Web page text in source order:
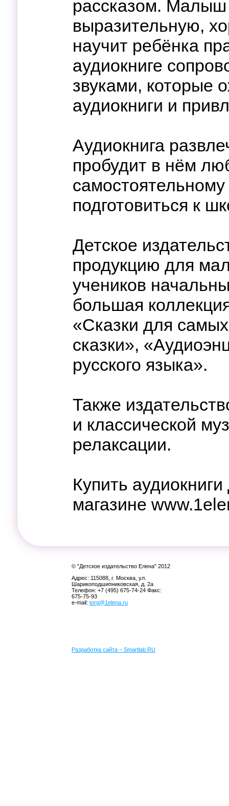
рассказом.
выразительную,
научит ребёнка
аудиокниге
звуками, которые
аудиокниги и
Аудиокнига
пробудит в нём
подготовиться к
Детское
продукцию для
учеников
большая
«Сказки для
сказки»,
русского языка».
Также
и классической
релаксации.
Купить
магазине
© "Детское издательство Елена" 2012
Адрес: 115088, г. Москва, ул.
Шарикоподшипниковская, д. 2а
Телефон: +7 (495) 675-74-24 Факс:
675-75-93
e-mail: torg@1elena.ru
Разработка сайта – Smartlab.RU